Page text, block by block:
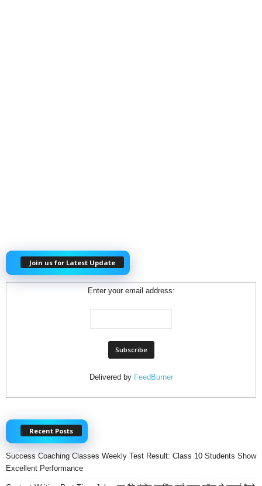
Join us for Latest Update
Enter your email address:
Delivered by FeedBurner
Recent Posts
Success Coaching Classes Weekly Test Result: Class 10 Students Show
Excellent Performance